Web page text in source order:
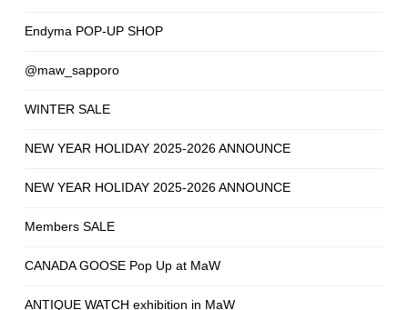
Endyma POP-UP SHOP
@maw_sapporo
WINTER SALE
NEW YEAR HOLIDAY 2025-2026 ANNOUNCE
NEW YEAR HOLIDAY 2025-2026 ANNOUNCE
Members SALE
CANADA GOOSE Pop Up at MaW
ANTIQUE WATCH exhibition in MaW